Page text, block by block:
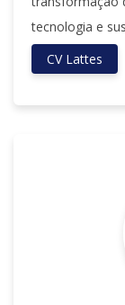
tecnologia e
CV Lattes